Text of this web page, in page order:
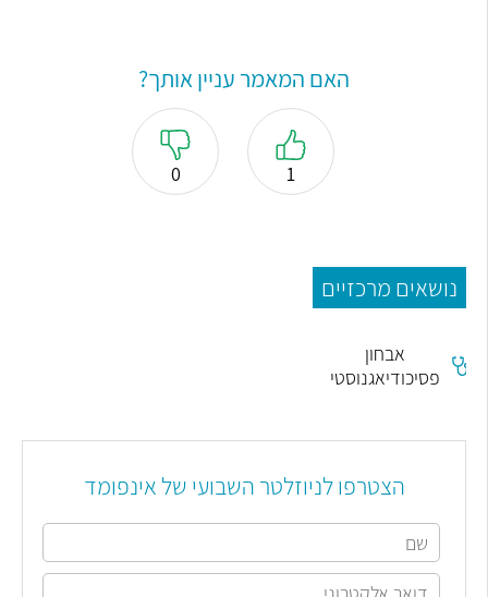
האם המאמר עניין אותך?
1
0
נושאים מרכזיים
אבחון
פסיכודיאגנוסטי
הצטרפו לניוזלטר השבועי של אינפומד